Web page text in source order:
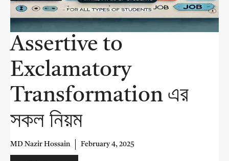
Assertive to
Exclamatory
Transformation এর
সকল নিয়ম
MD Nazir Hossain February 4, 2025